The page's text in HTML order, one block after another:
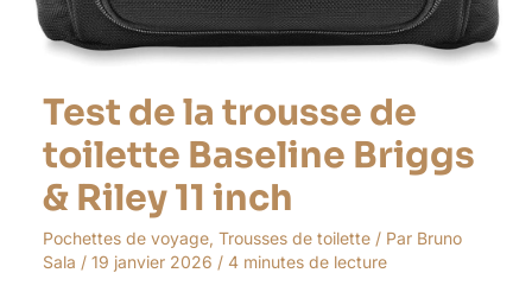
Test de la trousse de
toilette Baseline Briggs
& Riley 11 inch
Pochettes de voyage, Trousses de toilette/ Par Bruno
Sala / 19 janvier 2026 / 4 minutes de lecture